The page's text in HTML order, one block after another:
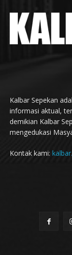
Kalbar Sepekan
informasi aktual,
demikian Kalbar
mengedukasi
Kontak kami: